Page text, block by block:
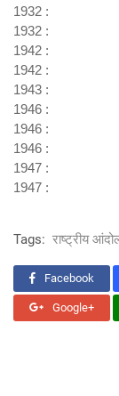
1932 :
1932 :
1942 : भारत
1942 :
1943 : आजाद
1946 :
1946 : भारतीय
1946 : अंतरिम
1947 : भारत के
1947 : भारतीय
Tags: राष्ट्रीय
Facebook
Google+